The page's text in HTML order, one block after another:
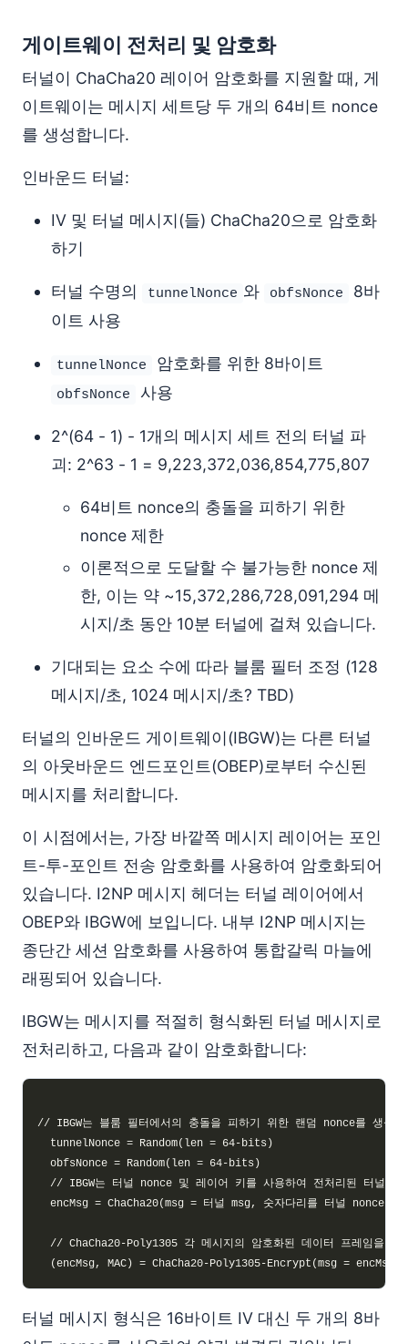
게이트웨이 전처리 및 암호화
터널이 ChaCha20 레이어 암호화를 지원할 때, 게
이트웨이는 메시지 세트당 두 개의 64비트 nonce
를 생성합니다.
인바운드 터널:
IV 및 터널 메시지(들) ChaCha20으로 암호화
하기
터널 수명의 tunnelNonce 와 obfsNonce
8바
이트 사용
tunnelNonce 암호화를 위한 8바이트
obfsNonce 사용
2^(64 - 1) - 1개의 메시지 세트 전의 터널 파
괴: 2^63 - 1 = 9,223,372,036,854,775,807
64비트 nonce의 충돌을 피하기 위한
nonce 제한
이론적으로 도달할 수 불가능한 nonce 제
한, 이는 약 ~15,372,286,728,091,294 메
시지/초 동안 10분 터널에 걸쳐 있습니다.
기대되는 요소 수에 따라 블룸 필터 조정 (128
메시지/초, 1024 메시지/초? TBD)
터널의 인바운드 게이트웨이(IBGW)는 다른 터널
의 아웃바운드 엔드포인트(OBEP)로부터 수신된
메시지를 처리합니다.
이 시점에서는, 가장 바깥쪽 메시지 레이어는 포인
트-투-포인트 전송 암호화를 사용하여 암호화되어
있습니다. I2NP 메시지 헤더는 터널 레이어에서
OBEP와 IBGW에 보입니다. 내부 I2NP 메시지는
종단간 세션 암호화를 사용하여 통합갈릭 마늘에
래핑되어 있습니다.
IBGW는 메시지를 적절히 형식화된 터널 메시지로
전처리하고, 다음과 같이 암호화합니다:
터널 메시지 형식은 16바이트 IV 대신 두 개의 8바